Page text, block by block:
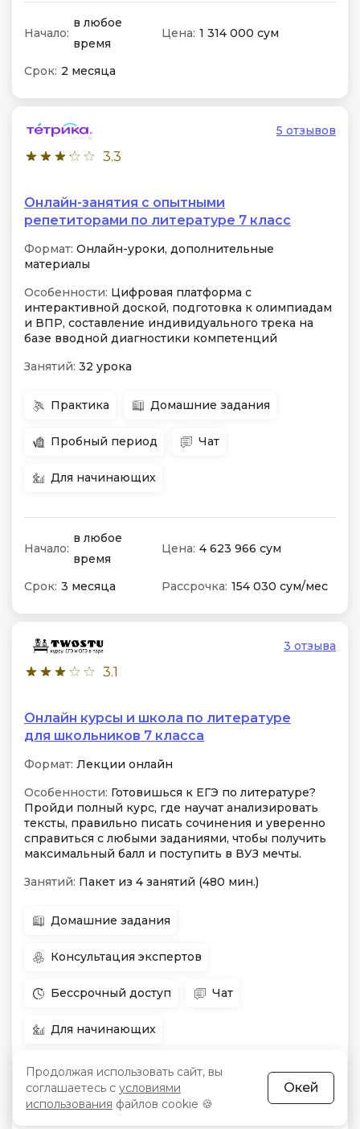
Начало:
в любое
время
Цена: 1 314 000 сум
Срок: 2 месяца
3.3
5 отзывов
Онлайн-занятия с опытными
репетиторами по литературе 7 класс
Формат: Онлайн-уроки, дополнительные
материалы
Особенности: Цифровая платформа с
интерактивной доской, подготовка к олимпиадам
и ВПР, составление индивидуального трека на
базе вводной диагностики компетенций
Занятий: 32 урока
Практика Домашние задания
Пробный период Чат
Для начинающих
Начало:
в любое
время
Цена: 4 623 966 сум
Срок: 3 месяца Рассрочка: 154 030 сум/мес
3.1
3 отзыва
Онлайн курсы и школа по литературе
для школьников 7 класса
Формат: Лекции онлайн
Особенности: Готовишься к ЕГЭ по литературе?
Пройди полный курс, где научат анализировать
тексты, правильно писать сочинения и уверенно
справиться с любыми заданиями, чтобы получить
максимальный балл и поступить в ВУЗ мечты.
Занятий: Пакет из 4 занятий (480 мин.)
Домашние задания
Консультация экспертов
Бессрочный доступ Чат
Для начинающих
Начало:
в любое
время
Цена: 1 499 128 сум
Продолжая использовать сайт, вы
соглашаетесь с условиями
использования файлов cookie 🍪
Окей